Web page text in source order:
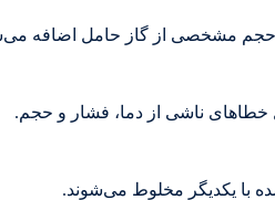
مشخصی از گاز حامل اضافه
خطاهای ناشی از دما، فشار و حجم.
با یکدیگر مخلوط می‌شوند.